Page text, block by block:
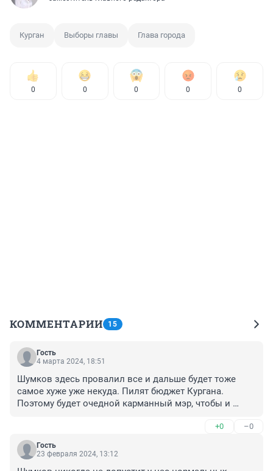
Курган Выборы главы Глава города
0 0 0 0 0
КОММЕНТАРИИ 15
Гость
4 марта 2024, 18:51
Шумков здесь провалил все и дальше будет тоже
самое хуже уже некуда. Пилят бюджет Кургана.
Поэтому будет очедной карманный мэр, чтобы и
+0 –0
Гость
23 февраля 2024, 13:12